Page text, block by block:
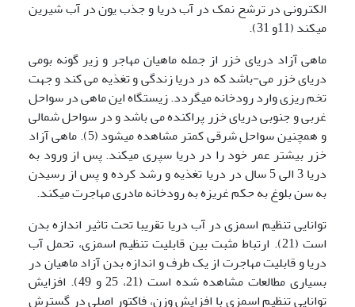
الکترونی در ترشح نمک در آب دریا و جذب یون در آب شیرین
می­کند (11و 31).
ماهی آزاد دریای خزر از جمله ماهیان مهاجر و زیر گونه بومی
دریای خزر می-باشد که در دریا زندگی و تغذیه می کند و جهت
تخم ریزی وارد رودخانه می­گردد. زیستگاه این ماهی در سواحل
غربی و جنوبی دریای خزر پراکنده می باشد و در سواحل شمالی
و همچنین سواحل شرقی کمتر مشاهده می­شود (5). ماهی آزاد
خزر بیشتر عمر خود را در دریا سپری می­کند. پس از ورود به
دریا 3 الی 5 سال در دریا تغذیه و رشد کرده و پس از رسیدن
به سن بلوغ به حکم غریزه به رودخانه مادری مهاجرت می­کند.
توانایی تنظیم اسمزی در آب دریا تقریبا تحت تاثیر اندازه بدن
است (21). ارتباط مثبت بین قابلیت تنظیم اسمزی، تحمل آب
دریا و قابلیت مهاجرت از یک طرف و اندازه بدن آزاد ماهیان در
بسیاری مطالعات مشاهده شده است (21، 25 و 49). افزایش
توانایی تنظیم اسمزی با افزایش وزن، فاکتور اصلی در گسترش